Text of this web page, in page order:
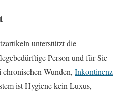
unterstützt die
Person und für Sie
Wunden, Inkontinenz
ist Hygiene kein Luxus,